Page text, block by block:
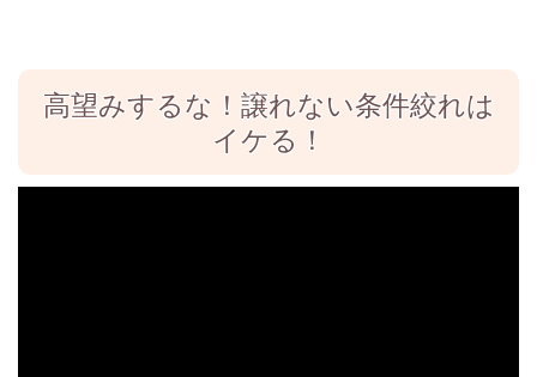
高望みするな！譲れない条件絞れは
イケる！